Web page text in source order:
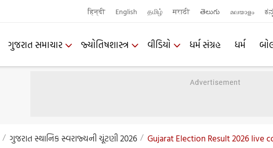
हिन्दी English தமிழ் मराठी తెలుగు മലയാളം
ગુજરાત સમાચાર જ્યોતિષશાસ્ત્ર વીડિયો ધર્મ સંગ્રહ ધર્મ
ગુજરાત સ્થાનિક સ્વરાજ્યની ચૂંટણી 2026 Gujarat Election Result 2026 live